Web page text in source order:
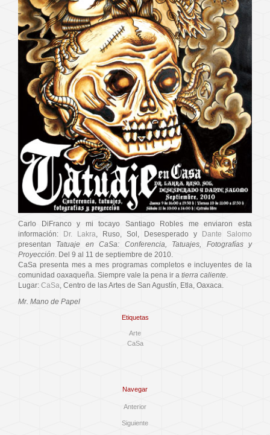
Carlo DiFranco y mi tocayo Santiago Robles me enviaron esta
información:
Dr. Lakra , Ruso, Sol, Desesperado y
Dante Salomo
presentan
Tatuaje en CaSa: Conferencia, Tatuajes, Fotografías y
Proyección . Del 9 al 11 de septiembre de 2010.
CaSa presenta mes a mes programas completos e incluyentes de la
comunidad oaxaqueña. Siempre vale la pena ir a tierra caliente
Lugar: CaSa , Centro de las Artes de San Agustín, Etla, Oaxaca.
Mr. Mano de Papel
Etiquetas
Arte
CaSa
Navegar
Anterior
Siguiente